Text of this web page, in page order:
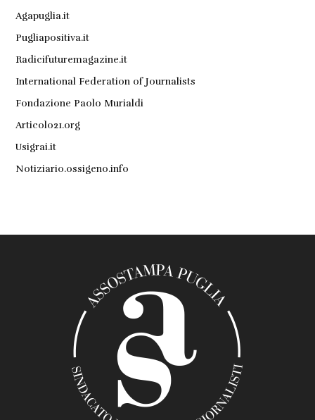
Agapuglia.it
Pugliapositiva.it
Radicifuturemagazine.it
International Federation of Journalists
Fondazione Paolo Murialdi
Articolo21.org
Usigrai.it
Notiziario.ossigeno.info